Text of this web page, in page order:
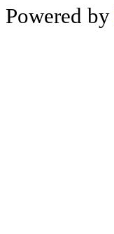
Powered by